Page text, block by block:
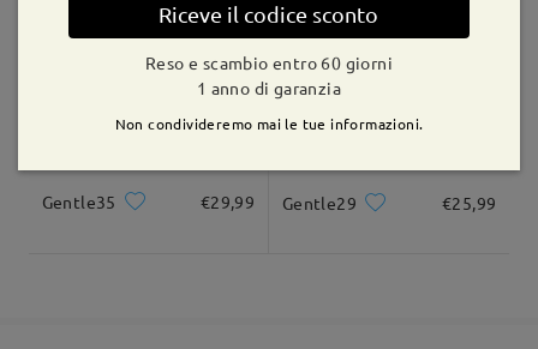
Gentle35 €29,99 Gentle29 €25,99
Riceve il codice sconto
Reso e scambio entro 60 giorni
1 anno di garanzia
Non condivideremo mai le tue informazioni.